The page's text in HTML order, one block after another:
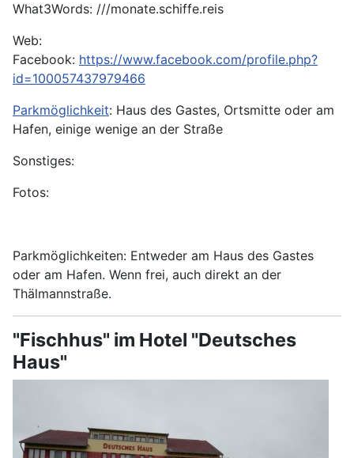
What3Words: ///monate.schiffe.reis
Web:
Facebook: https://www.facebook.com/profile.php?
id=100057437979466
Parkmöglichkeit: Haus des Gastes, Ortsmitte oder am
Hafen, einige wenige an der Straße
Sonstiges:
Fotos:
Parkmöglichkeiten: Entweder am Haus des Gastes
oder am Hafen. Wenn frei, auch direkt an der
Thälmannstraße.
"Fischhus" im Hotel "Deutsches
Haus"